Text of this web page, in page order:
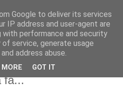
fa...
Google to deliver its services
IP address and user-agent are
with performance and security
service, generate usage
address abuse.
MORE GOT IT